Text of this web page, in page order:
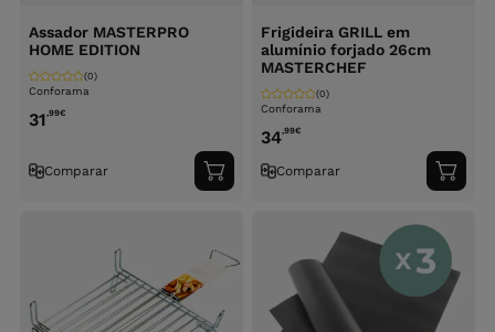
Assador MASTERPRO
HOME EDITION
Conforama
(0)
31,99€
Comparar
Adicionar
ao
Frigideira GRILL em
alumínio forjado 26cm
MASTERCHEF
Conforama
(0)
34,99€
Comparar
ao